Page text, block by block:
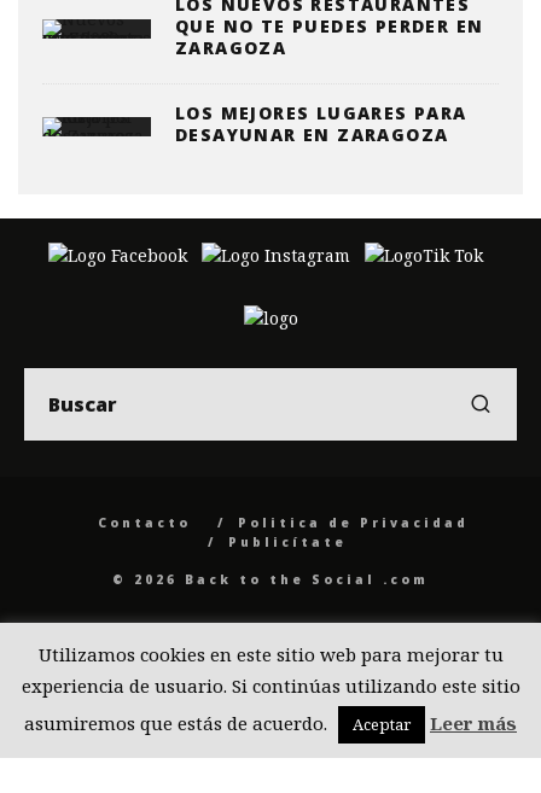
QUE NO TE PUEDES PERDER EN
ZARAGOZA
LOS MEJORES LUGARES PARA
DESAYUNAR EN ZARAGOZA
Contacto
Politica de Privacidad
Publicítate
© 2026 Back to the Social .com
Utilizamos cookies en este sitio web para mejorar tu
experiencia de usuario. Si continúas utilizando este sitio
asumiremos que estás de acuerdo.
Aceptar Leer más